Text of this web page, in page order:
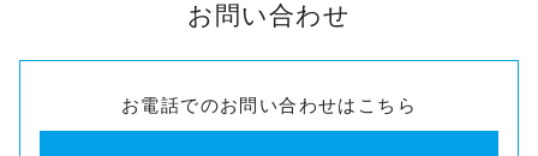
お問い合わせ
お電話でのお問い合わせはこちら